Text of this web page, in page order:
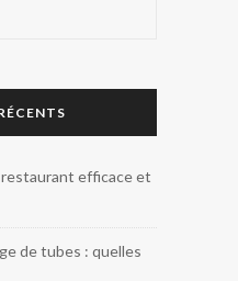
efficace et
de tubes : quelles